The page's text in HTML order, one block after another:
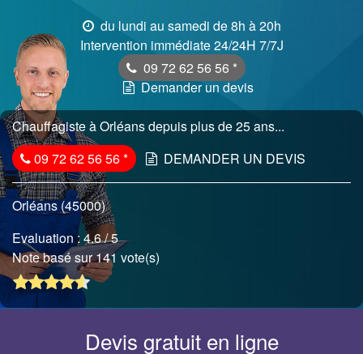
du lundi au samedi de 8h à 20h
Intervention immédiate 24/24H 7/7J
09 72 62 56 56 *
Demander un devis
Chauffagiste à Orléans depuis plus de 25 ans...
09 72 62 56 56* DEMANDER UN DEVIS
Orléans (45000)
Evaluation :4.6/ 5
Note basé sur 141 vote(s)
Devis gratuit en ligne